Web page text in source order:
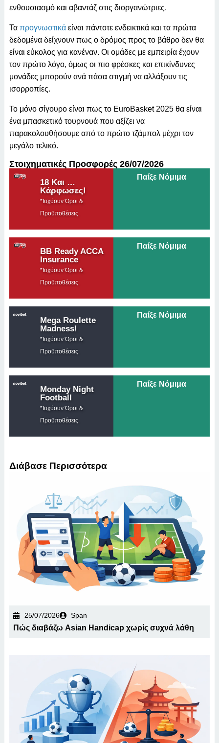
ενθουσιασμό και αβαντάζ στις διοργανώτριες.
Τα προγνωστικάείναι πάντοτε ενδεικτικά και τα πρώτα
δεδομένα δείχνουν πως ο δρόμος προς το βάθρο δεν θα
είναι εύκολος για κανέναν. Οι ομάδες με εμπειρία έχουν
τον πρώτο λόγο, όμως οι πιο φρέσκες και επικίνδυνες
μονάδες μπορούν ανά πάσα στιγμή να αλλάξουν τις
ισορροπίες.
Το μόνο σίγουρο είναι πως το EuroBasket 2025 θα είναι
ένα μπασκετικό τουρνουά που αξίζει να
παρακολουθήσουμε από το πρώτο τζάμπολ μέχρι τον
μεγάλο τελικό.
Στοιχηματικές Προσφορές 26/07/2026
18 Και …
Κάρφωσες!
*Ισχύουν Όροι &
Προϋποθέσεις
Παίξε Νόμιμα
BB Ready ACCA
Insurance
*Ισχύουν Όροι &
Προϋποθέσεις
Παίξε Νόμιμα
Mega Roulette
Madness!
*Ισχύουν Όροι &
Προϋποθέσεις
Παίξε Νόμιμα
Monday Night
Football
*Ισχύουν Όροι &
Προϋποθέσεις
Παίξε Νόμιμα
Διάβασε Περισσότερα
25/07/2026 Span
Πώς διαβάζω Asian Handicap χωρίς συχνά λάθη